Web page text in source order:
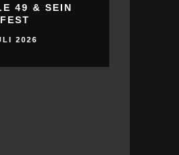
49 & SEIN
2026